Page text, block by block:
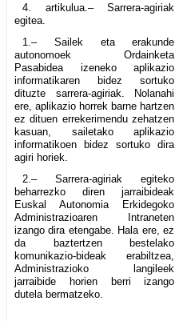
4. artikulua.– Sarrera-agiriak
egitea.
1.– Sailek eta erakunde
autonomoek Ordainketa
Pasabidea izeneko aplikazio
informatikaren bidez sortuko
dituzte sarrera-agiriak. Nolanahi
ere, aplikazio horrek barne hartzen
ez dituen errekerimendu zehatzen
kasuan, sailetako aplikazio
informatikoen bidez sortuko dira
agiri horiek.
2.– Sarrera-agiriak egiteko
beharrezko diren jarraibideak
Euskal Autonomia Erkidegoko
Administrazioaren Intraneten
izango dira etengabe. Hala ere, ez
da baztertzen bestelako
komunikazio-bideak erabiltzea,
Administrazioko langileek
jarraibide horien berri izango
dutela bermatzeko.